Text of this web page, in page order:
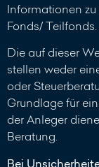
Informationen
Fonds/ Teilfonds.
Die auf dieser
stellen weder
oder
Grundlage für
der Anleger
Beratung.
Bei